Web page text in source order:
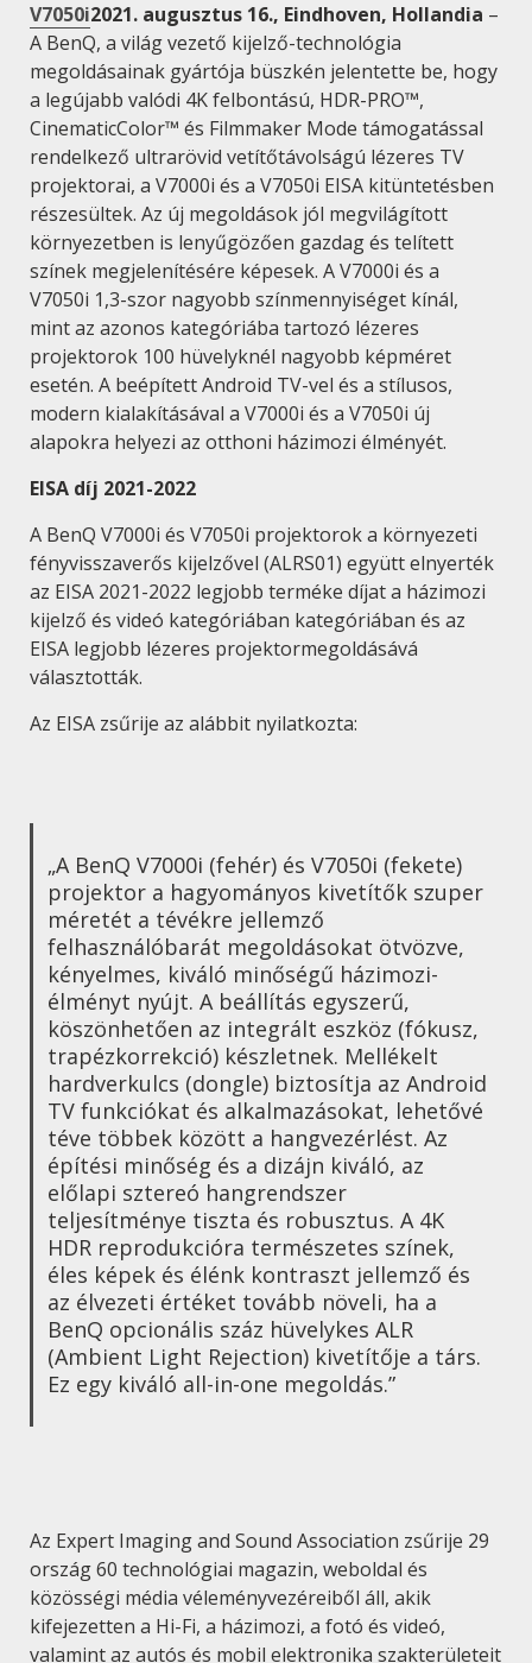
V7050i2021. augusztus 16., Eindhoven, Hollandia –
A BenQ, a világ vezető kijelző-technológia
megoldásainak gyártója büszkén jelentette be, hogy
a legújabb valódi 4K felbontású, HDR-PRO™,
CinematicColor™ és Filmmaker Mode támogatással
rendelkező ultrarövid vetítőtávolságú lézeres TV
projektorai, a V7000i és a V7050i EISA kitüntetésben
részesültek. Az új megoldások jól megvilágított
környezetben is lenyűgözően gazdag és telített
színek megjelenítésére képesek. A V7000i és a
V7050i 1,3-szor nagyobb színmennyiséget kínál,
mint az azonos kategóriába tartozó lézeres
projektorok 100 hüvelyknél nagyobb képméret
esetén. A beépített Android TV-vel és a stílusos,
modern kialakításával a V7000i és a V7050i új
alapokra helyezi az otthoni házimozi élményét.
EISA díj 2021-2022
A BenQ V7000i és V7050i projektorok a környezeti
fényvisszaverős kijelzővel (ALRS01) együtt elnyerték
az EISA 2021-2022 legjobb terméke díjat a házimozi
kijelző és videó kategóriában kategóriában és az
EISA legjobb lézeres projektormegoldásává
választották.
Az EISA zsűrije az alábbit nyilatkozta:
„A BenQ V7000i (fehér) és V7050i (fekete)
projektor a hagyományos kivetítők szuper
méretét a tévékre jellemző
felhasználóbarát megoldásokat ötvözve,
kényelmes, kiváló minőségű házimozi-
élményt nyújt. A beállítás egyszerű,
köszönhetően az integrált eszköz (fókusz,
trapézkorrekció) készletnek. Mellékelt
hardverkulcs (dongle) biztosítja az Android
TV funkciókat és alkalmazásokat, lehetővé
téve többek között a hangvezérlést. Az
építési minőség és a dizájn kiváló, az
előlapi sztereó hangrendszer
teljesítménye tiszta és robusztus. A 4K
HDR reprodukcióra természetes színek,
éles képek és élénk kontraszt jellemző és
az élvezeti értéket tovább növeli, ha a
BenQ opcionális száz hüvelykes ALR
(Ambient Light Rejection) kivetítője a társ.
Ez egy kiváló all-in-one megoldás.”
Az Expert Imaging and Sound Association zsűrije 29
ország 60 technológiai magazin, weboldal és
közösségi média véleményvezéreiből áll, akik
kifejezetten a Hi-Fi, a házimozi, a fotó és videó,
valamint az autós és mobil elektronika szakterületeit